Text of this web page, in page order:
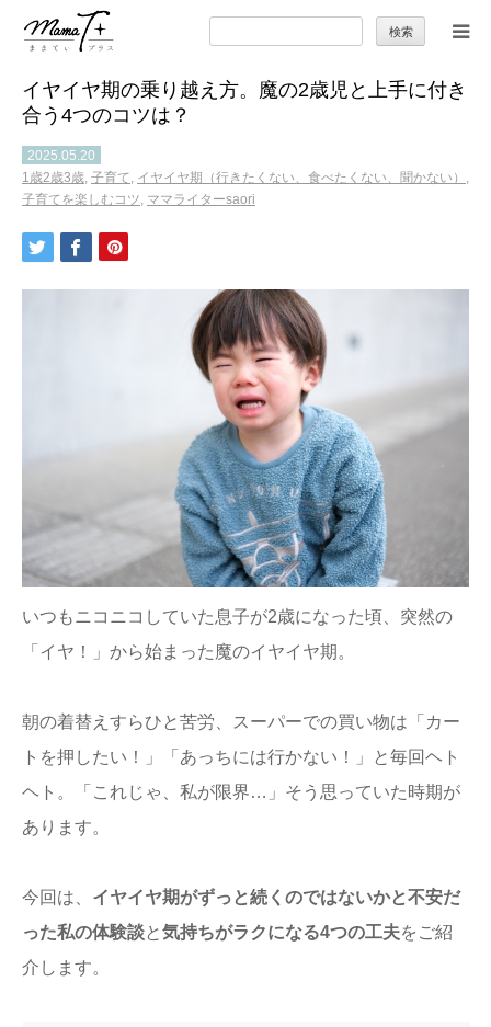
索:
イヤイヤ期の乗り越え方。魔の2歳児と上手に付き
合う4つのコツは？
2025.05.20
1歳2歳3歳, 子育て, イヤイヤ期（行きたくない、食べたくない、聞かない） ,
子育てを楽しむコツ, ママライターsaori
いつもニコニコしていた息子が2歳になった頃、突然の
「イヤ！」から始まった魔のイヤイヤ期。
朝の着替えすらひと苦労、スーパーでの買い物は「カー
トを押したい！」「あっちには行かない！」と毎回ヘト
ヘト。「これじゃ、私が限界…」そう思っていた時期が
あります。
今回は、 イヤイヤ期がずっと続くのではないかと不安だ
った私の体験談と気持ちがラクになる4つの工夫をご紹
介します。
トップ
ママのカラダとココロ
ままてぃ編集部